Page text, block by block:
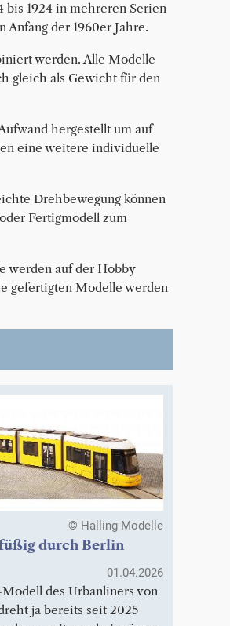
bis 1924 in mehreren Serien
der 1960er Jahre.
werden. Alle Modelle
gleich als Gewicht für den
hergestellt um auf
eine weitere individuelle
Drehbewegung können
Fertigmodell zum
werden auf der Hobby
gefertigten Modelle werden
© Halling Modelle
durch Berlin
01.04.2026
des Urbanliners von
ja bereits seit 2025